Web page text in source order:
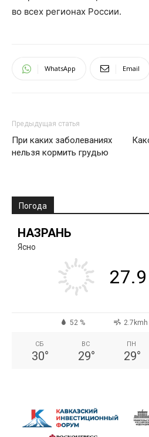
во всех регионах России.
WhatsApp Email
Предыдущая статья
При каких заболеваниях
нельзя кормить грудью
Погода
НАЗРАНЬ
Ясно
27.9
52 % 2.7kmh
СБ
30°
ВС
29°
ПН
29°